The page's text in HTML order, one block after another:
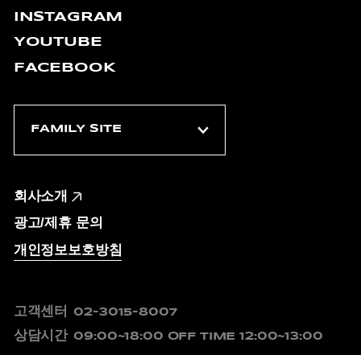
INSTAGRAM
YOUTUBE
FACEBOOK
회사소개
광고/제휴 문의
개인정보보호방침
고객센터 02-3015-8007
상담시간 09:00~18:00 OFF TIME 12:00~13:00